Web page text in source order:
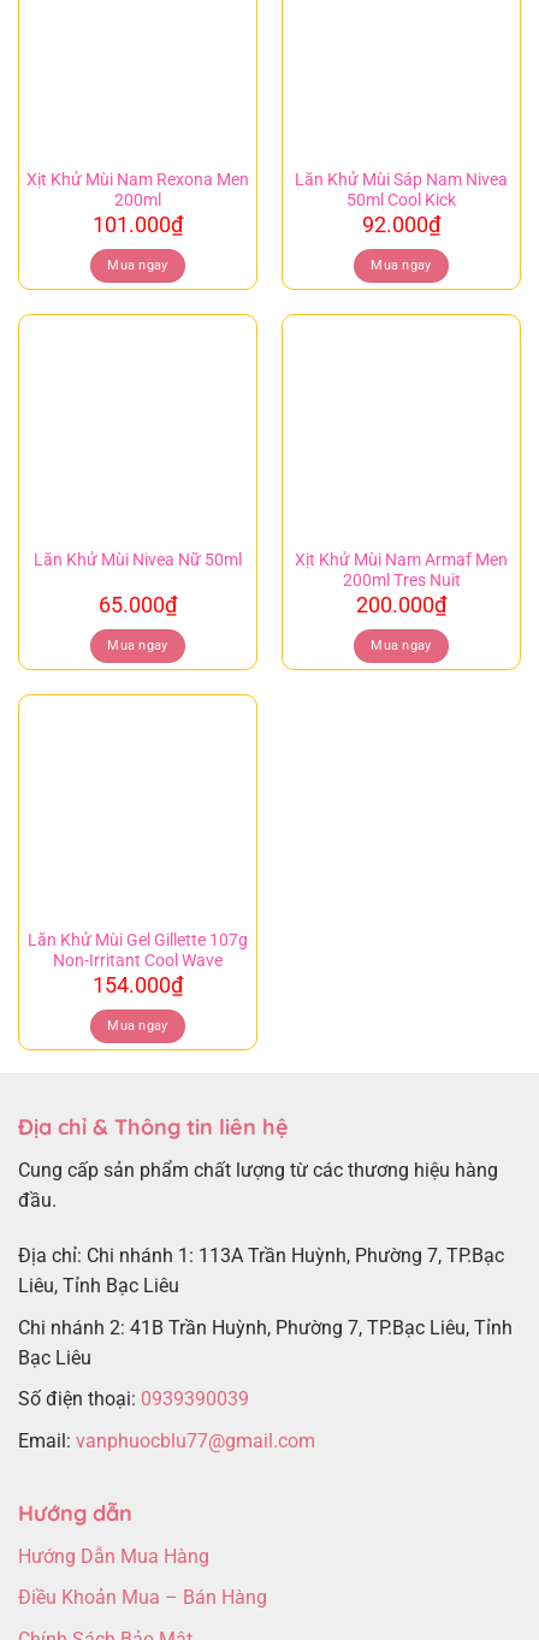
Xịt Khử Mùi Nam Rexona Men
200ml
101.000₫
Mua ngay
Lăn Khử Mùi Sáp Nam Nivea
50ml Cool Kick
92.000₫
Mua ngay
Lăn Khử Mùi Nivea Nữ 50ml
65.000₫
Mua ngay
Xịt Khử Mùi Nam Armaf Men
200ml Tres Nuit
200.000₫
Mua ngay
Lăn Khử Mùi Gel Gillette 107g
Non-Irritant Cool Wave
154.000₫
Mua ngay
Địa chỉ & Thông tin liên hệ
Cung cấp sản phẩm chất lượng từ các thương hiệu hàng
đầu.
Địa chỉ: Chi nhánh 1: 113A Trần Huỳnh, Phường 7, TP.Bạc
Liêu, Tỉnh Bạc Liêu
Chi nhánh 2: 41B Trần Huỳnh, Phường 7, TP.Bạc Liêu, Tỉnh
Bạc Liêu
Số điện thoại: 0939390039
Email: vanphuocblu77@gmail.com
Hướng dẫn
Hướng Dẫn Mua Hàng
Điều Khoản Mua – Bán Hàng